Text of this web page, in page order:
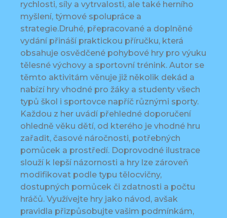
rychlosti, síly a vytrvalosti, ale také herního
myšlení, týmové spolupráce a
strategie.Druhé, přepracované a doplněné
vydání přináší praktickou příručku, která
obsahuje osvědčené pohybové hry pro výuku
tělesné výchovy a sportovní trénink. Autor se
těmto aktivitám věnuje již několik dekád a
nabízí hry vhodné pro žáky a studenty všech
typů škol i sportovce napříč různými sporty.
Každou z her uvádí přehledné doporučení
ohledně věku dětí, od kterého je vhodné hru
zařadit, časové náročnosti, potřebných
pomůcek a prostředí. Doprovodné ilustrace
slouží k lepší názornosti a hry lze zároveň
modifikovat podle typu tělocvičny,
dostupných pomůcek či zdatnosti a počtu
hráčů. Využívejte hry jako návod, avšak
pravidla přizpůsobujte vašim podmínkám,